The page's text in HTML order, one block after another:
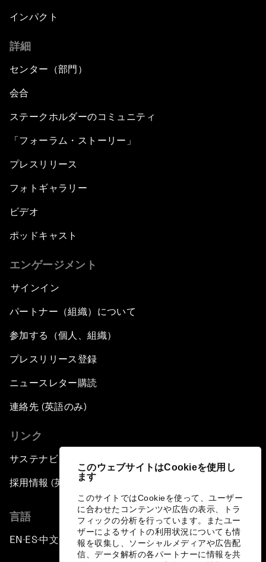
このウェブサイトはCookieを使用し
ます
このサイトではCookieを使って、ユーザー
に合わせたコンテンツや広告の表示、トラ
フィックの分析を行っています。またユー
ザーによるサイトの利用状況についても情
報を収集し、ソーシャルメディアや広告配
信、データ解析の各パートナーに情報を共
インパクト
詳細
センター（部門）
会合
ステークホルダーのコミュニティ
「フォーラム・ストーリー」
プレスリリース
フォトギャラリー
ビデオ
ポッドキャスト
エンゲージメント
サインイン
パートナー（組織）について
参加する（個人、組織）
プレスリリース登録
ニュースレター購読
連絡先 (英語のみ)
リンク
サステナビリティへの取り組み
採用情報 (英語のみ)
言語
EN ▪ES▪中文▪ 日本語